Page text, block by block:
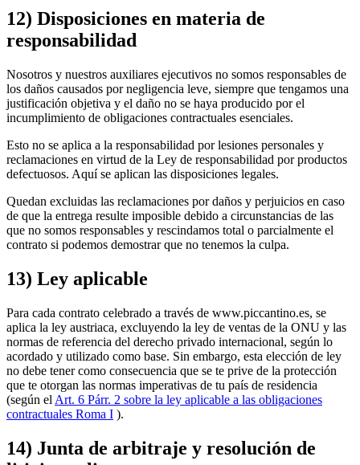
12) Disposiciones en materia de
responsabilidad
Nosotros y nuestros auxiliares ejecutivos no somos responsables de
los daños causados por negligencia leve, siempre que tengamos una
justificación objetiva y el daño no se haya producido por el
incumplimiento de obligaciones contractuales esenciales.
Esto no se aplica a la responsabilidad por lesiones personales y
reclamaciones en virtud de la Ley de responsabilidad por productos
defectuosos. Aquí se aplican las disposiciones legales.
Quedan excluidas las reclamaciones por daños y perjuicios en caso
de que la entrega resulte imposible debido a circunstancias de las
que no somos responsables y rescindamos total o parcialmente el
contrato si podemos demostrar que no tenemos la culpa.
13) Ley aplicable
Para cada contrato celebrado a través de www.piccantino.es, se
aplica la ley austriaca, excluyendo la ley de ventas de la ONU y las
normas de referencia del derecho privado internacional, según lo
acordado y utilizado como base. Sin embargo, esta elección de ley
no debe tener como consecuencia que se te prive de la protección
que te otorgan las normas imperativas de tu país de residencia
(según el Art. 6 Párr. 2 sobre la ley aplicable a las obligaciones
contractuales Roma I ).
14) Junta de arbitraje y resolución de